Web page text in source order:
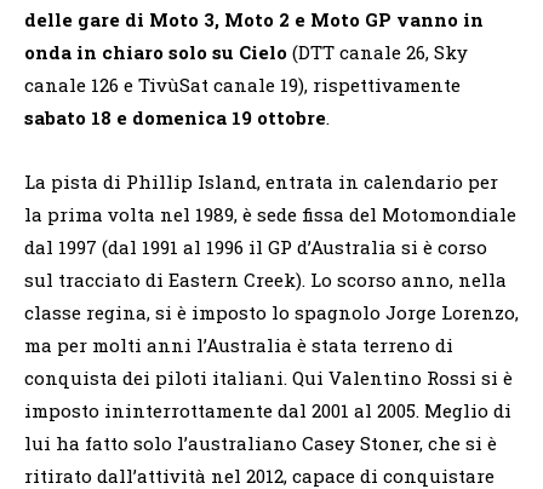
delle gare di Moto 3, Moto 2 e Moto GP vanno in
onda in chiaro solo su Cielo (DTT canale 26, Sky
canale 126 e TivùSat canale 19), rispettivamente
sabato 18 e domenica 19 ottobre.
La pista di Phillip Island, entrata in calendario per
la prima volta nel 1989, è sede fissa del Motomondiale
dal 1997 (dal 1991 al 1996 il GP d’Australia si è corso
sul tracciato di Eastern Creek). Lo scorso anno, nella
classe regina, si è imposto lo spagnolo Jorge Lorenzo,
ma per molti anni l’Australia è stata terreno di
conquista dei piloti italiani. Qui Valentino Rossi si è
imposto ininterrottamente dal 2001 al 2005. Meglio di
lui ha fatto solo l’australiano Casey Stoner, che si è
ritirato dall’attività nel 2012, capace di conquistare